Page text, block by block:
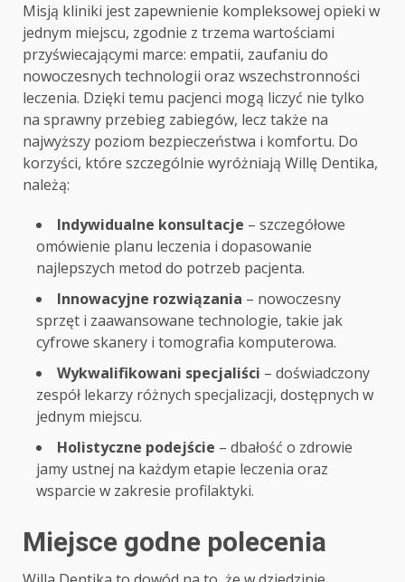
Misją kliniki jest zapewnienie kompleksowej opieki w
jednym miejscu, zgodnie z trzema wartościami
przyświecającymi marce: empatii, zaufaniu do
nowoczesnych technologii oraz wszechstronności
leczenia. Dzięki temu pacjenci mogą liczyć nie tylko
na sprawny przebieg zabiegów, lecz także na
najwyższy poziom bezpieczeństwa i komfortu. Do
korzyści, które szczególnie wyróżniają Willę Dentika,
należą:
Indywidualne konsultacje – szczegółowe
omówienie planu leczenia i dopasowanie
najlepszych metod do potrzeb pacjenta.
Innowacyjne rozwiązania – nowoczesny
sprzęt i zaawansowane technologie, takie jak
cyfrowe skanery i tomografia komputerowa.
Wykwalifikowani specjaliści – doświadczony
zespół lekarzy różnych specjalizacji, dostępnych w
jednym miejscu.
Holistyczne podejście – dbałość o zdrowie
jamy ustnej na każdym etapie leczenia oraz
wsparcie w zakresie profilaktyki.
Miejsce godne polecenia